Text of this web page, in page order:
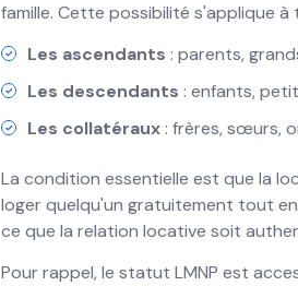
famille. Cette possibilité s'applique à
Les ascendants : parents,
Les descendants : enfants,
Les collatéraux : frères, sœurs,
La condition essentielle est que la
loger quelqu'un gratuitement tout
ce que la relation locative soit
Pour rappel, le statut LMNP est